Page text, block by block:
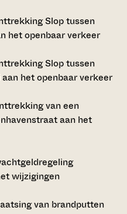
Slop tussen
het openbaar verkeer
Slop tussen
het openbaar verkeer
van een
aan het
wijzigingen
van brandputten